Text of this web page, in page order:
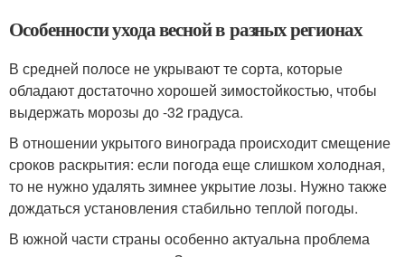
Особенности ухода весной в разных регионах
В средней полосе не укрывают те сорта, которые
обладают достаточно хорошей зимостойкостью, чтобы
выдержать морозы до -32 градуса.
В отношении укрытого винограда происходит смещение
сроков раскрытия: если погода еще слишком холодная,
то не нужно удалять зимнее укрытие лозы. Нужно также
дождаться установления стабильно теплой погоды.
В южной части страны особенно актуальна проблема